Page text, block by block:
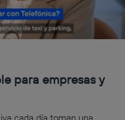
para empresas y